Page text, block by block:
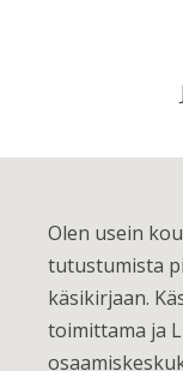
Olen usein
tutustumista
käsikirjaan.
toimittama ja